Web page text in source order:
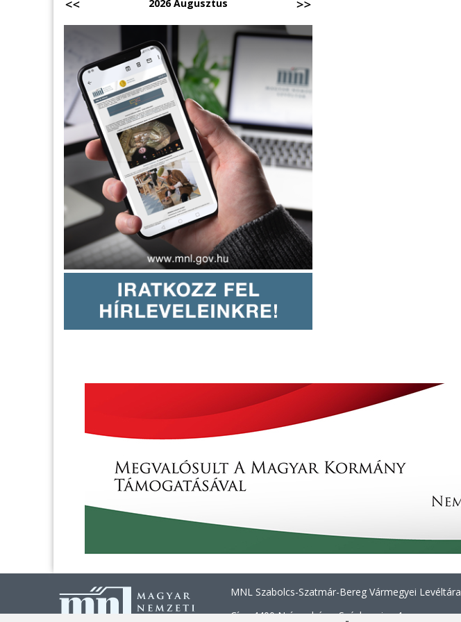
2026 Augusztus
MNL Szabolcs-Szatmár-Bereg Vármegyei Levéltára
Cím: 4400 Nyíregyháza, Széchenyi u. 4.